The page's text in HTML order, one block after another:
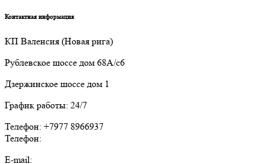
Контактная информация
КП Валенсия (Новая рига)
Рублевское шоссе дом 68А/с6
Дзержинское шоссе дом 1
График работы: 24/7
Телефон: +7977 8966937
Телефон:
E-mail: